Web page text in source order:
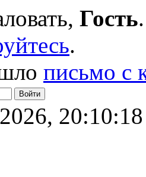
Гость
.
письмо с
20:10:18